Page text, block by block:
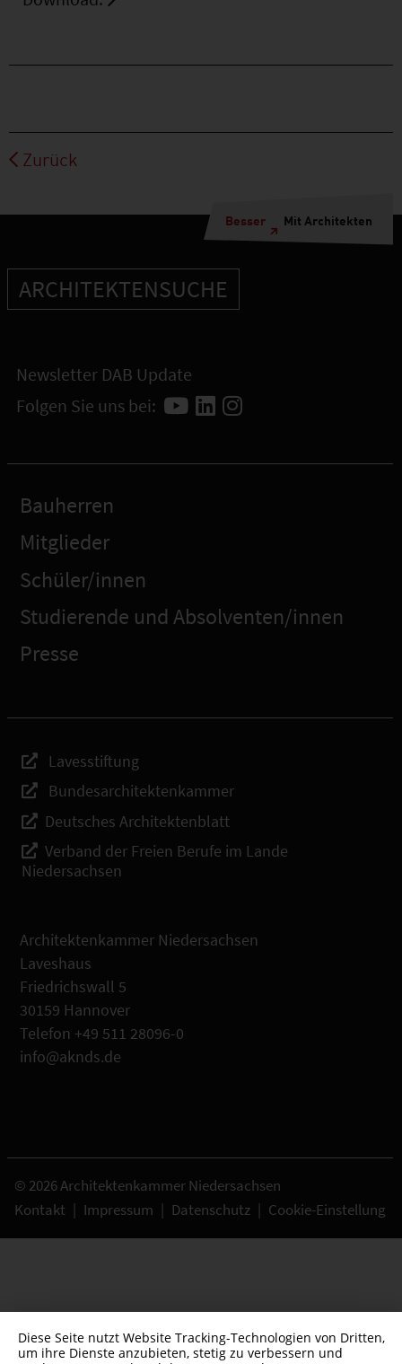
Zurück
Besser Mit Architekten
ARCHITEKTENSUCHE
Newsletter DAB Update
Folgen Sie uns bei:
Bauherren
Mitglieder
Schüler/innen
Studierende und Absolventen/innen
Presse
Lavesstiftung
Bundesarchitektenkammer
Deutsches Architektenblatt
Verband der Freien Berufe im Lande
Niedersachsen
Architektenkammer Niedersachsen
Laveshaus
Friedrichswall 5
30159 Hannover
Telefon +49 511 28096-0
info@aknds.de
© 2026 Architektenkammer Niedersachsen
Kontakt | Impressum | Datenschutz | Cookie-Einstellung
Diese Seite nutzt Website Tracking-Technologien von Dritten,
um ihre Dienste anzubieten, stetig zu verbessern und